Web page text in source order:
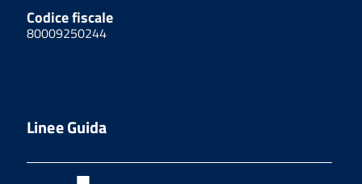
Codice fiscale
80009250244
Linee Guida